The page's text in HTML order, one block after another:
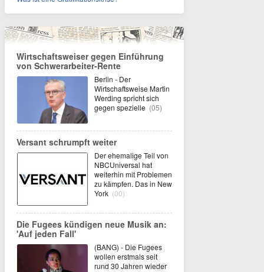
Wirtschaftsweiser gegen Einführung
von Schwerarbeiter-Rente
Berlin - Der
Wirtschaftsweise Martin
Werding spricht sich
gegen spezielle (05)
Versant schrumpft weiter
Der ehemalige Teil von
NBCUniversal hat
weiterhin mit Problemen
zu kämpfen. Das in New
York (00)
Die Fugees kündigen neue Musik an:
'Auf jeden Fall'
(BANG) - Die Fugees
wollen erstmals seit
rund 30 Jahren wieder